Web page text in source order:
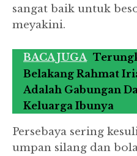
sangat baik untuk
meyakini.
BACA JUGA
Belakang Rahmat
Adalah Gabungan
Keluarga Ibunya
Persebaya sering
umpan silang dan